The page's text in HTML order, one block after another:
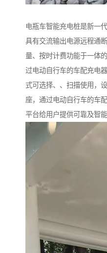
电瓶车智能充电桩是新一
具有交流输出电源远程通
量、按时计费功能于一体
过电动自行车的车配充电
式可选择、、扫描使用，
座，通过电动自行车的车
平台给用户提供可靠及智